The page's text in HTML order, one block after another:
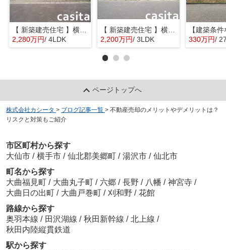
【 新築建売住宅 】横手市八幡字長者町No58 横手北小学校区のオール電化 4LDK
2,280万円/ 4LDK
【 新築建売住宅 】横手市八幡字長者町No50 横手北小学校区のオール電化 3LDK
2,200万円/ 3LDK 330万円/
ページトップへ
株式会社カシータ > ブログ記事一覧 > 不動産売却のメリットやデメリットは？
リスクと対策もご紹介
市区町村から探す
大仙市 / 横手市 / 仙北郡美郷町 / 湯沢市 / 仙北市
町名から探す
大曲福見町 / 大曲丸子町 / 六郷 / 長野 / 八幡 / 神宮寺 /
大曲日の出町 / 大曲戸巻町 / 刈和野 / 花館
路線から探す
奥羽本線 / 田沢湖線 / 秋田新幹線 / 北上線 /
秋田内陸縦貫鉄道
駅から探す